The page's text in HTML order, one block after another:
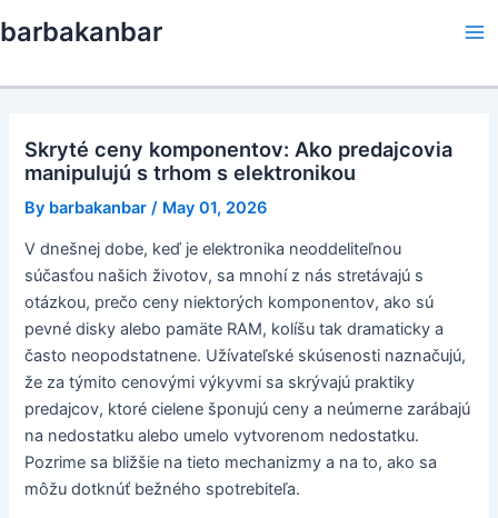
to
barbakanbar
Skryté ceny komponentov: Ako predajcovia
manipulujú s trhom s elektronikou
By barbakanbar / May 01, 2026
V dnešnej dobe, keď je elektronika neoddeliteľnou
súčasťou našich životov, sa mnohí z nás stretávajú s
otázkou, prečo ceny niektorých komponentov, ako sú
pevné disky alebo pamäte RAM, kolíšu tak dramaticky a
často neopodstatnene. Užívateľské skúsenosti naznačujú,
že za týmito cenovými výkyvmi sa skrývajú praktiky
predajcov, ktoré cielene šponujú ceny a neúmerne zarábajú
na nedostatku alebo umelo vytvorenom nedostatku.
Pozrime sa bližšie na tieto mechanizmy a na to, ako sa
môžu dotknúť bežného spotrebiteľa.